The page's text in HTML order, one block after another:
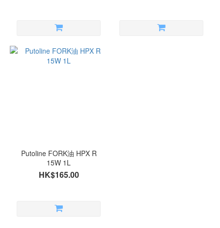
Putoline FORK油 HPX R
15W 1L
HK$165.00